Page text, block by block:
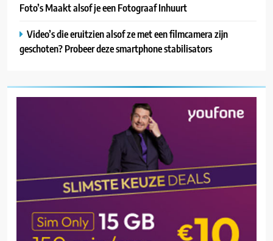
Foto’s Maakt alsof je een Fotograaf Inhuurt
Video’s die eruitzien alsof ze met een filmcamera zijn
geschoten? Probeer deze smartphone stabilisators